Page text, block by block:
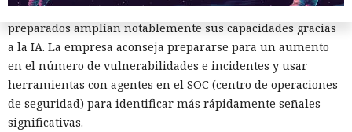
funcionan pero son inestables, mientras que los atacantes
preparados amplían notablemente sus capacidades gracias
a la IA. La empresa aconseja prepararse para un aumento
en el número de vulnerabilidades e incidentes y usar
herramientas con agentes en el SOC (centro de operaciones
de seguridad) para identificar más rápidamente señales
significativas.